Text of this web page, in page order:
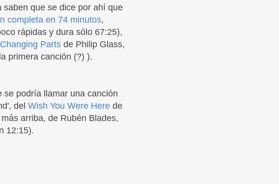
saben que se dice por ahí que
completa en 74 minutos,
rápidas y dura sólo 67:25),
Parts de Philip Glass,
primera canción (?) ).
se podría llamar una canción
del Wish You Were Here de
arriba, de Rubén Blades,
12:15).